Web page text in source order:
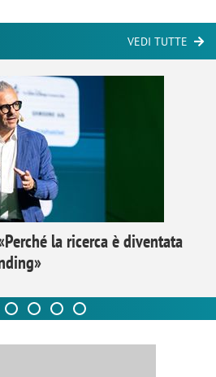
VEDI TUTTE
la ricerca è diventata